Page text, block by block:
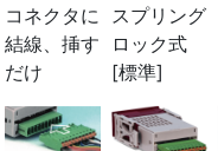
コネクタに
結線、挿す
だけ
スプリング
ロック式
[標準]